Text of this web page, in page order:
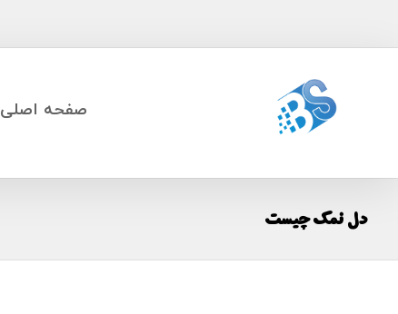
صفحه اصلی
دل نمک چیست